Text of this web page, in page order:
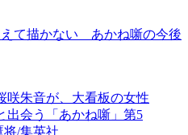
えて描かない あかね噺の今後